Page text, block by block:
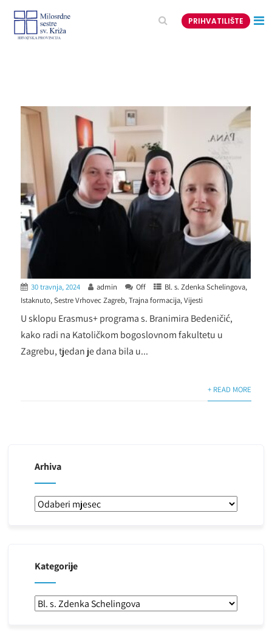
PRIHVATILIŠTE
30 travnja, 2024 admin Off Bl. s. Zdenka Schelingova,
Istaknuto,Sestre Vrhovec Zagreb,Trajna formacija,Vijesti
U sklopu Erasmus+ programa s. Branimira Bedeničić,
kako radi na Katoličkom bogoslovnom fakultetu u
Zagrebu, tjedan je dana bila u...
+ READ MORE
Arhiva
Arhiva
Kategorije
Kategorije